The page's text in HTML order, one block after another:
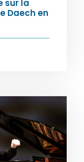
sur la
Daech en